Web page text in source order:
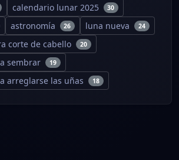
calendario lunar 2025 30
astronomía 26 luna nueva 24
corte de cabello 20
sembrar 19
arreglarse las uñas 18